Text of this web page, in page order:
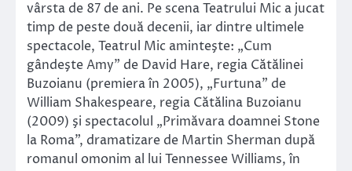
vârsta de 87 de ani. Pe scena Teatrului Mic a jucat
timp de peste două decenii, iar dintre ultimele
spectacole, Teatrul Mic aminteşte: „Cum
gândeşte Amy” de David Hare, regia Cătălinei
Buzoianu (premiera în 2005), „Furtuna” de
William Shakespeare, regia Cătălina Buzoianu
(2009) şi spectacolul „Primăvara doamnei Stone
la Roma”, dramatizare de Martin Sherman după
romanul omonim al lui Tennessee Williams, în